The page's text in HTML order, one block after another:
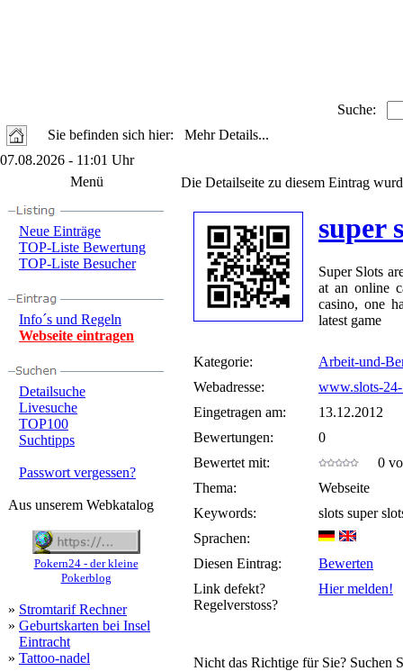
Suche:
Sie befinden sich hier: Mehr Details...
07.08.2026 - 11:01 Uhr
Menü
Neue Einträge
TOP-Liste Bewertung
TOP-Liste Besucher
Info´s und Regeln
Webseite eintragen
Detailsuche
Livesuche
TOP100
Suchtipps
Passwort vergessen?
Aus unserem Webkatalog
Pokern24 - der kleine
Pokerblog
» Stromtarif Rechner
» Geburtskarten bei Insel
Eintracht
» Tattoo-nadel
Die Detailseite zu diesem Eintrag
super
Super Slots
at an online
casino, one
latest game
Kategorie:
Arbeit-und-
Webadresse:
www.slots-
Eingetragen am:
13.12.2012
Bewertungen:
0
Bewertet mit:
0
Thema:
Webseite
Keywords:
slots super
Sprachen:
Diesen Eintrag:
Bewerten
Link defekt?
Regelverstoss?
Hier melden!
Nicht das Richtige für Sie? Suchen